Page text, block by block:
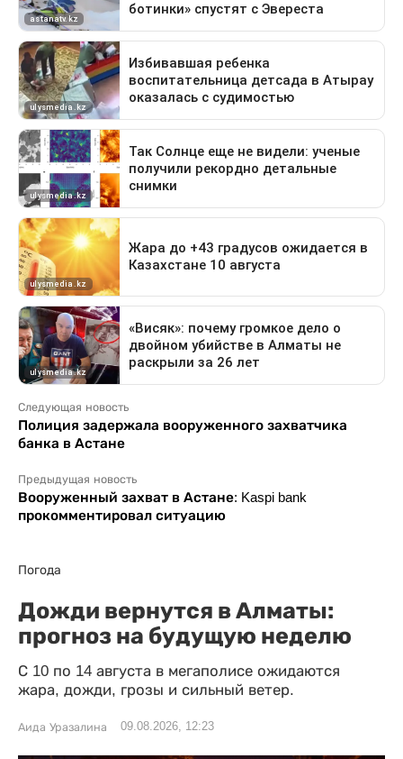
Следующая новость
Полиция задержала вооруженного захватчика
банка в Астане
Предыдущая новость
Вооруженный захват в Астане: Kaspi bank
прокомментировал ситуацию
Погода
Дожди вернутся в Алматы:
прогноз на будущую неделю
С 10 по 14 августа в мегаполисе ожидаются
жара, дожди, грозы и сильный ветер.
Аида Уразалина 09.08.2026, 12:23